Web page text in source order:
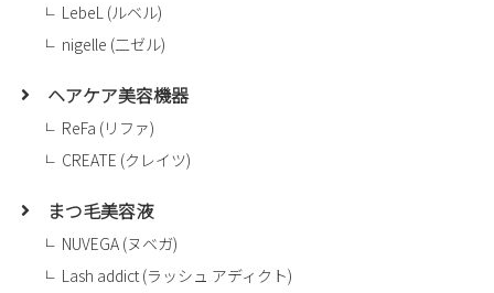
LebeL (ルベル)
nigelle (二ゼル)
ヘアケア美容機器
ReFa (リファ)
CREATE (クレイツ)
まつ毛美容液
NUVEGA (ヌベガ)
Lash addict (ラッシュ アディクト)